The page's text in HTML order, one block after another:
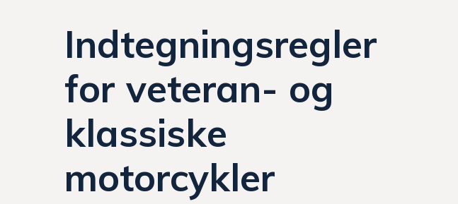
Indtegningsregler
for veteran- og
klassiske
motorcykler